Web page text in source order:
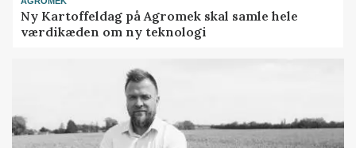
Ny Kartoffeldag på Agromek skal samle hele
værdikæden om ny teknologi